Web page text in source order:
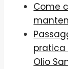
Come
Olio